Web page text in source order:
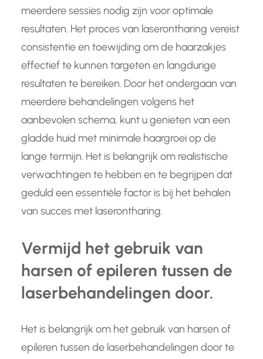
meerdere sessies nodig zijn voor optimale
resultaten. Het proces van laserontharing vereist
consistentie en toewijding om de haarzakjes
effectief te kunnen targeten en langdurige
resultaten te bereiken. Door het ondergaan van
meerdere behandelingen volgens het
aanbevolen schema, kunt u genieten van een
gladde huid met minimale haargroei op de
lange termijn. Het is belangrijk om realistische
verwachtingen te hebben en te begrijpen dat
geduld een essentiële factor is bij het behalen
van succes met laserontharing.
Vermijd het gebruik van
harsen of epileren tussen de
laserbehandelingen door.
Het is belangrijk om het gebruik van harsen of
epileren tussen de laserbehandelingen door te